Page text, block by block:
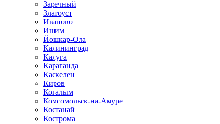
Заречный
Златоуст
Иваново
Ишим
Йошкар-Ола
Калининград
Калуга
Караганда
Каскелен
Киров
Когалым
Комсомольск-на-Амуре
Костанай
Кострома